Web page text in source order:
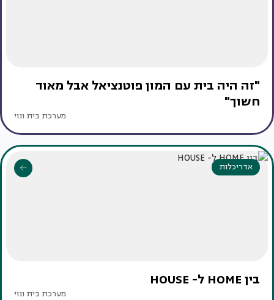
"זה היה בית עם המון פוטנציאל אבל מאוד
חשוך"
מערכת בית ונוי
אדריכלות
בין HOME ל- HOUSE
מערכת בית ונוי